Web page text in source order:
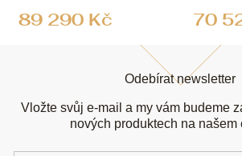
89 290 Kč 70
Odebírat newsletter
Vložte svůj e-mail a my vám budeme
nových produktech na našem